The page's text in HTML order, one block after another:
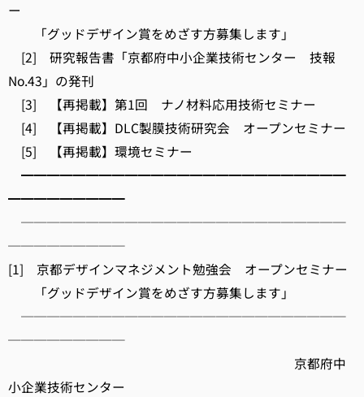
ー
「グッドデザイン賞をめざす方募集します」
[2] 研究報告書「京都府中小企業技術センター 技報
No.43」の発刊
[3] 【再掲載】第1回 ナノ材料応用技術セミナー
[4] 【再掲載】DLC製膜技術研究会 オープンセミナー
[5] 【再掲載】環境セミナー
━━━━━━━━━━━━━━━━━━━━━━━━━
━━━━━━━━━
─────────────────────────
─────────
[1] 京都デザインマネジメント勉強会 オープンセミナー
「グッドデザイン賞をめざす方募集します」
─────────────────────────
─────────
京都府中
小企業技術センター